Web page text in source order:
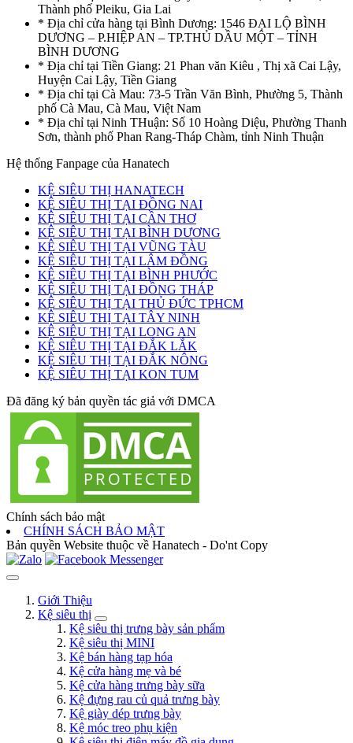
Thành phố Pleiku, Gia Lai
* Địa chỉ cửa hàng tại Bình Dương: 1546 ĐẠI LỘ BÌNH
DƯƠNG – P.HIỆP AN – TP.THỦ DẦU MỘT – TỈNH
BÌNH DƯƠNG
* Địa chỉ tại Tiền Giang: 21 Phan văn Kiêu , Thị xã Cai Lậy,
Huyện Cai Lậy, Tiền Giang
* Địa chỉ tại Cà Mau: 73-5 Trần Văn Bình, Phường 5, Thành
phố Cà Mau, Cà Mau, Việt Nam
* Địa chỉ tại Ninh THuận: Số 10 Hoàng Diệu, Phường Thanh
Sơn, thành phố Phan Rang-Tháp Chàm, tỉnh Ninh Thuận
Hệ thống Fanpage của Hanatech
KỆ SIÊU THỊ HANATECH
KỆ SIÊU THỊ TẠI ĐỒNG NAI
KỆ SIÊU THỊ TẠI CẦN THƠ
KỆ SIÊU THỊ TẠI BÌNH DƯƠNG
KỆ SIÊU THỊ TẠI VŨNG TÀU
KỆ SIÊU THỊ TẠI LÂM ĐỒNG
KỆ SIÊU THỊ TẠI BÌNH PHƯỚC
KỆ SIÊU THỊ TẠI ĐỒNG THÁP
KỆ SIÊU THỊ TẠI THỦ ĐỨC TPHCM
KỆ SIÊU THỊ TẠI TÂY NINH
KỆ SIÊU THỊ TẠI LONG AN
KỆ SIÊU THỊ TẠI ĐẮK LẮK
KỆ SIÊU THỊ TẠI ĐẮK NÔNG
KỆ SIÊU THỊ TẠI KON TUM
Đã đăng ký bản quyền tác giả với DMCA
Chính sách bảo mật
CHÍNH SÁCH BẢO MẬT
Bản quyền Website thuộc về Hanatech - Do'nt Copy
Giới Thiệu
Kệ siêu thị
Kệ siêu thị trưng bày sản phẩm
Kệ siêu thị MINI
Kệ bán hàng tạp hóa
Kệ cửa hàng mẹ và bé
Kệ cửa hàng trưng bày sữa
Kệ đựng rau củ quả trưng bày
Kệ giày dép trưng bày
Kệ móc treo phụ kiện